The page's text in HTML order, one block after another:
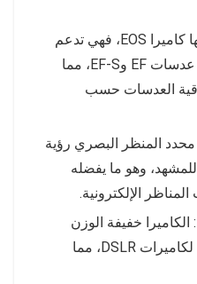
: كونها كاميرا EOS، فهي تدعم
مجموعة Canon الواسعة من عدسات EF وEF-S، مما
العدسات حسب
محدد المنظر البصري رؤية
وهو ما يفضله
الإلكترونية.
: الكاميرا خفيفة الوزن
وصغيرة الحجم نسبيًا بالنسبة لكاميرات DSLR، مما